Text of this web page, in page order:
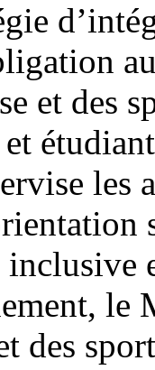
et des
les
inclusive
le
des